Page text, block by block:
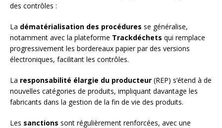
des contrôles :
La dématérialisation des procédures se généralise,
notamment avec la plateforme Trackdéchets qui remplace
progressivement les bordereaux papier par des versions
électroniques, facilitant les contrôles.
La responsabilité élargie du producteur (REP) s’étend à de
nouvelles catégories de produits, impliquant davantage les
fabricants dans la gestion de la fin de vie des produits.
Les sanctions sont régulièrement renforcées, avec une